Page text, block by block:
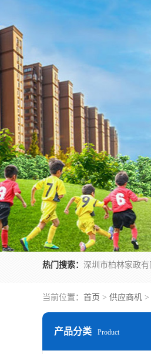
热门搜索：
当前位置： 首页 > 供应商机 >
产品分类 Product